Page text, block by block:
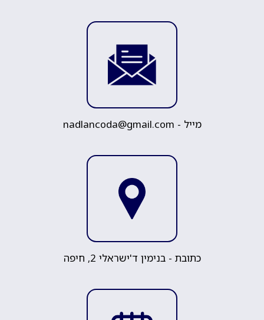
מייל - nadlancoda@gmail.com
כתובת -בנימין ד'ישראלי 2, חיפה